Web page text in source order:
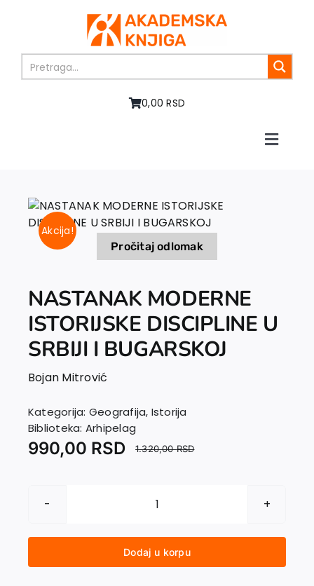
0,00 RSD
Toggle
Knjige
U pripremi
Vesti
EU PROJEKTI
Kontakt
Akcija!
Pročitaj odlomak
NASTANAK MODERNE
ISTORIJSKE DISCIPLINE U
SRBIJI I BUGARSKOJ
Bojan Mitrović
Kategorija: Geografija, Istorija
Biblioteka: Arhipelag
1.320,00RSD
990,00 RSD
NASTANAK
ISTORIJSKE
DISCIPLINE
Dodaj u korpu